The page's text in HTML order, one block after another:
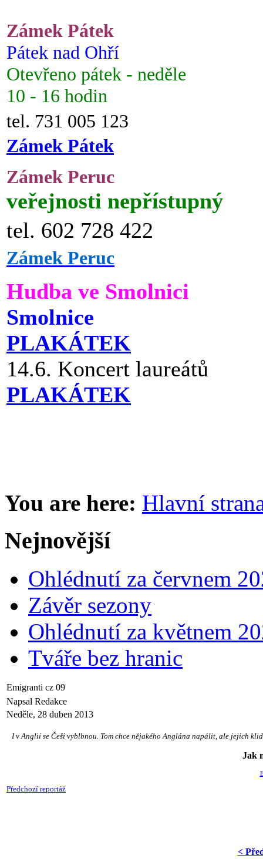
Zámek Pátek
Pátek nad Ohří
Otevřeno pátek - neděle
10 - 16 hodin
tel. 731 005 123
Zámek Pátek
Zámek Peruc
veřejnosti nepřístupný
tel. 602 728 422
Zámek Peruc
Hudba ve Smolnici
Smolnice
PLAKÁTEK
14.6. Koncert laureátů
PLAKÁTEK
You are here: Hlavní
Nejnovější
Ohlédnutí za červnem
Závěr sezony
Ohlédnutí za květnem
Tváře bez hranic
Emigranti cz 09
Napsal Redakce
Neděle, 28 duben 2013
I v Anglii se Češi vyblbnou. Tom chce nějakého Anglána napálit, ale jejich
Jak
Předchozí reportáž
<